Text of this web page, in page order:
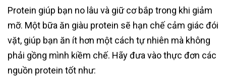
Protein giúp bạn no lâu và giữ cơ bắp trong khi giảm
mỡ. Một bữa ăn giàu protein sẽ hạn chế cảm giác đói
vặt, giúp bạn ăn ít hơn một cách tự nhiên mà không
phải gồng mình kiềm chế. Hãy đưa vào thực đơn các
nguồn protein tốt như: